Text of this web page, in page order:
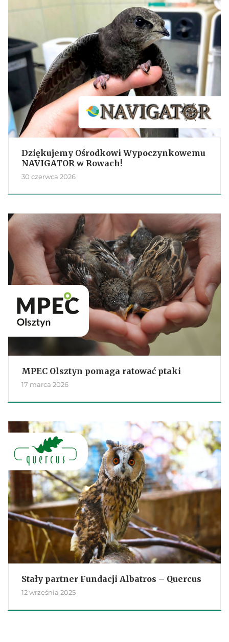
Dziękujemy Ośrodkowi Wypoczynkowemu
NAVIGATOR w Rowach!
30 czerwca 2026
MPEC Olsztyn pomaga ratować ptaki
17 marca 2026
Stały partner Fundacji Albatros – Quercus
12 września 2025